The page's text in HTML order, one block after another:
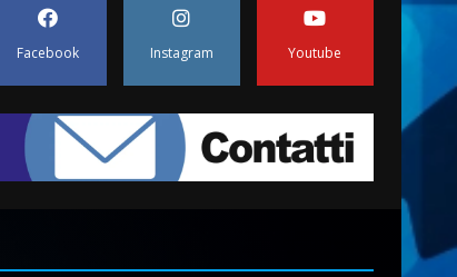
6 Agosto 2026 06:15
appuntamento con “Fasano in
Banda”
7 Agosto 2026 06:05
Facebook Instagram Youtube